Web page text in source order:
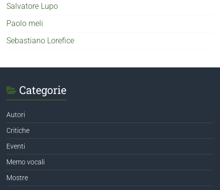
Salvatore Lupo
Paolo meli
Sebastiano Lorefice
Categorie
Autori
Critiche
Eventi
Memo vocali
Mostre